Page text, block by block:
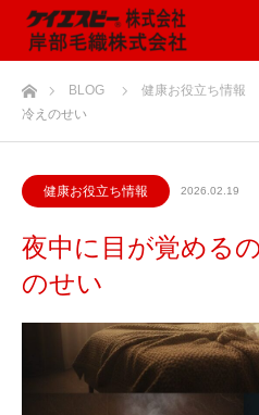
ホームBLOG 健康お役立ち情報
冷えのせい
健康お役立ち情報 2026.02.19
夜中に目が覚める
のせい